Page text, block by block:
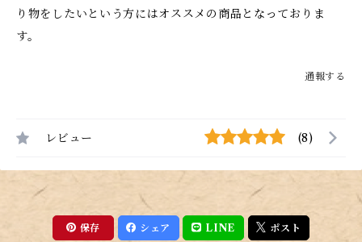
り物をしたいという方にはオススメの商品となっておりま
す。
通報する
レビュー (8)
保存 シェア LINE ポスト